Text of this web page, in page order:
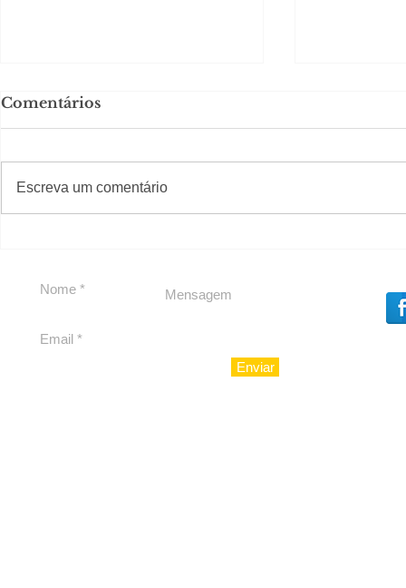
reforçam apoio a
Cláudio Mitidieri
Comentários
Escreva um comentário
#Sugestões
Enviar